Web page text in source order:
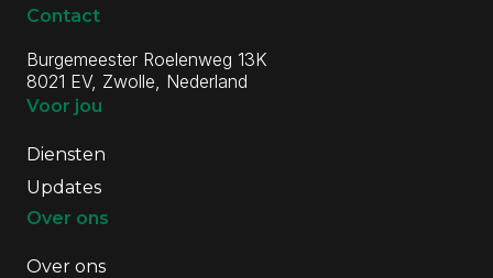
Contact
Burgemeester Roelenweg 13K
8021 EV, Zwolle, Nederland
Voor jou
Diensten
Updates
Over ons
Over ons